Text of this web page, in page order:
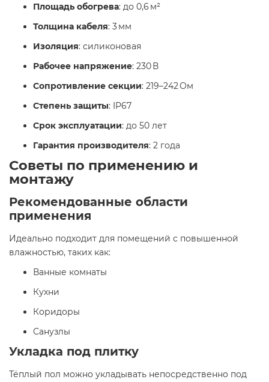
Площадь обогрева: до 0,6 м²
Толщина кабеля: 3 мм
Изоляция: силиконовая
Рабочее напряжение: 230 В
Сопротивление секции: 219–242 Ом
Степень защиты: IP67
Срок эксплуатации: до 50 лет
Гарантия производителя: 2 года
Советы по применению и
монтажу
Рекомендованные области
применения
Идеально подходит для помещений с повышенной
влажностью, таких как:
Ванные комнаты
Кухни
Коридоры
Санузлы
Укладка под плитку
Тёплый пол можно укладывать непосредственно под